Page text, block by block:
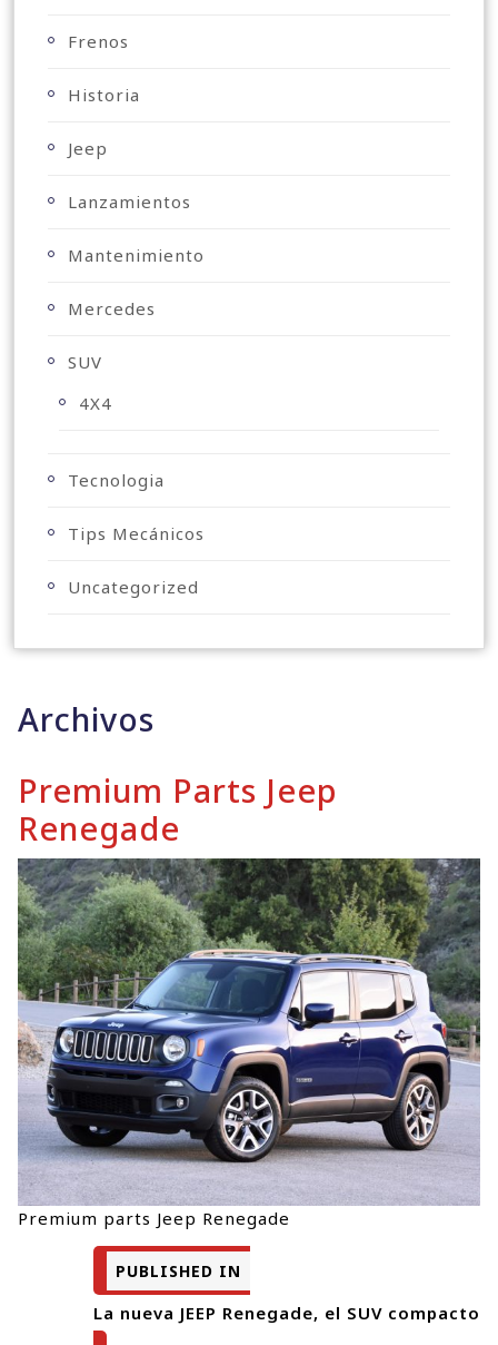
Frenos
Historia
Jeep
Lanzamientos
Mantenimiento
Mercedes
SUV
4X4
Tecnologia
Tips Mecánicos
Uncategorized
Archivos
Premium Parts Jeep
Renegade
Premium parts Jeep Renegade
PUBLISHED IN
La nueva JEEP Renegade, el SUV compacto